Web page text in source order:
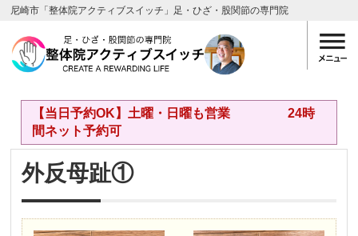
尼崎市「整体院アクティブスイッチ」足・ひざ・股関節の専門院
【当日予約OK】土曜・日曜も営業 24時
間ネット予約可
外反母趾①